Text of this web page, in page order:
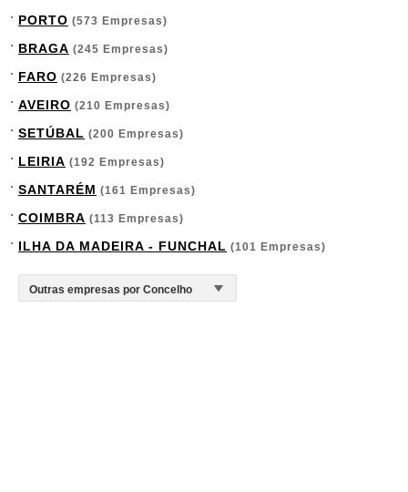
PORTO (573 Empresas)
BRAGA (245 Empresas)
FARO (226 Empresas)
AVEIRO (210 Empresas)
SETÚBAL (200 Empresas)
LEIRIA (192 Empresas)
SANTARÉM (161 Empresas)
COIMBRA (113 Empresas)
ILHA DA MADEIRA - FUNCHAL (101 Empresas)